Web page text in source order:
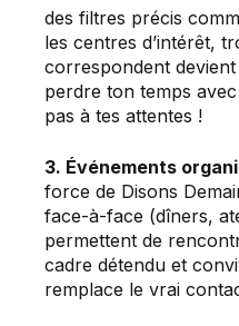
des filtres précis
les centres d’intérêt,
correspondent devient
perdre ton temps
pas à tes attentes !
3. Événements
force de Disons
face-à-face (dîners,
permettent de
cadre détendu et
remplace le vrai